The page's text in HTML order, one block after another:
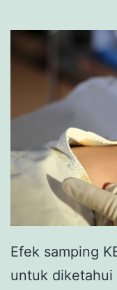
Efek samping
untuk diketahui